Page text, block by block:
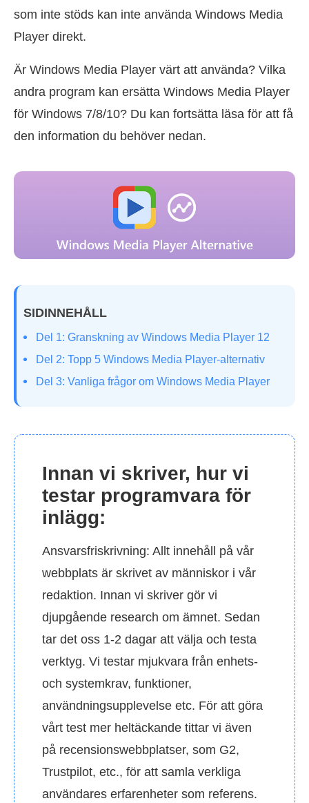
som inte stöds kan inte använda Windows Media
Player direkt.
Är Windows Media Player värt att använda? Vilka
andra program kan ersätta Windows Media Player
för Windows 7/8/10? Du kan fortsätta läsa för att få
den information du behöver nedan.
SIDINNEHÅLL
Del 1: Granskning av Windows Media Player 12
Del 2: Topp 5 Windows Media Player-alternativ
Del 3: Vanliga frågor om Windows Media Player
Innan vi skriver, hur vi
testar programvara för
inlägg:
Ansvarsfriskrivning: Allt innehåll på vår
webbplats är skrivet av människor i vår
redaktion. Innan vi skriver gör vi
djupgående research om ämnet. Sedan
tar det oss 1-2 dagar att välja och testa
verktyg. Vi testar mjukvara från enhets-
och systemkrav, funktioner,
användningsupplevelse etc. För att göra
vårt test mer heltäckande tittar vi även
på recensionswebbplatser, som G2,
Trustpilot, etc., för att samla verkliga
användares erfarenheter som referens.